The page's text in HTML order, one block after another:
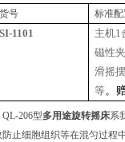
货号 标准
SI-1101
主机1
磁性
滑摇
等。
206型多用途旋转摇床系
防止细胞组织等在混匀过程